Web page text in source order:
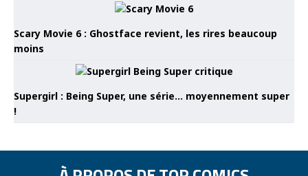
Scary Movie 6 : Ghostface revient, les rires beaucoup
moins
Supergirl : Being Super, une série… moyennement super
!